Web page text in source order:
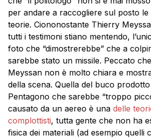
per andare a raccogliere sul posto
teorie. Ciononostante Thierry
tutti i testimoni stiano mentendo,
foto che “dimostrerebbe” che a
sarebbe stato un missile. Peccato
Meyssan non è molto chiara e
della scena. Quella del buco
Pentagono che sarebbe “troppo
causato da un aereo è una delle
complottisti, tutta gente che non ha
fisica dei materiali (ad esempio quelli